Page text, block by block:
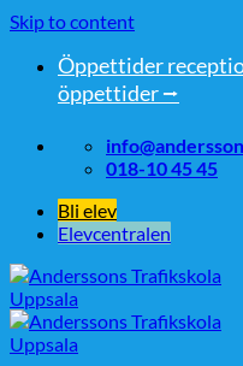
Skip to content
Öppettider
öppettider ⭢
018-10 45 45
Bli elev
Elevcentralen